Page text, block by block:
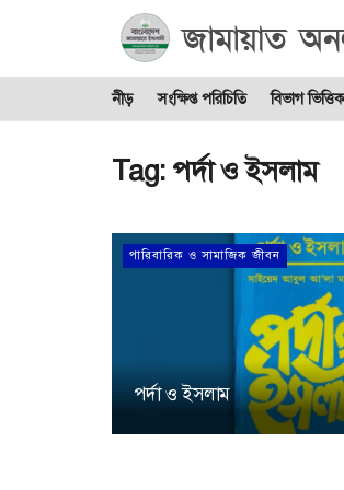
নীড় সংক্ষিপ্ত পরিচিতি বিভাগ ভিত্তিক
Tag: পর্দা ও ইসলাম
পারিবারিক ও সামাজিক জীবন
পর্দা ও ইসলাম